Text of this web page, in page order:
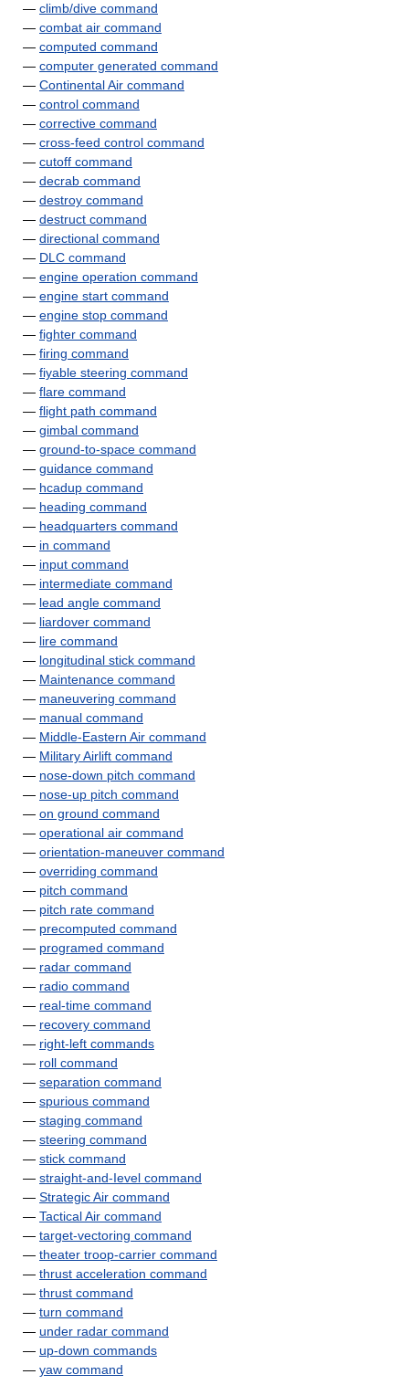
— climb/dive command
— combat air command
— computed command
— computer generated command
— Continental Air command
— control command
— corrective command
— cross-feed control command
— cutoff command
— decrab command
— destroy command
— destruct command
— directional command
— DLC command
— engine operation command
— engine start command
— engine stop command
— fighter command
— firing command
— fiyable steering command
— flare command
— flight path command
— gimbal command
— ground-to-space command
— guidance command
— hcadup command
— heading command
— headquarters command
— in command
— input command
— intermediate command
— lead angle command
— liardover command
— lire command
— longitudinal stick command
— Maintenance command
— maneuvering command
— manual command
— Middle-Eastern Air command
— Military Airlift command
— nose-down pitch command
— nose-up pitch command
— on ground command
— operational air command
— orientation-maneuver command
— overriding command
— pitch command
— pitch rate command
— precomputed command
— programed command
— radar command
— radio command
— real-time command
— recovery command
— right-left commands
— roll command
— separation command
— spurious command
— staging command
— steering command
— stick command
— straight-and-Ievel command
— Strategic Air command
— Tactical Air command
— target-vectoring command
— theater troop-carrier command
— thrust acceleration command
— thrust command
— turn command
— under radar command
— up-down commands
— yaw command